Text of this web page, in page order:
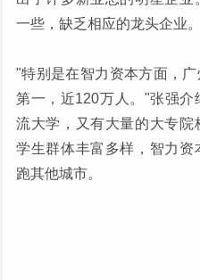
一些，缺乏相应的龙头企业。
"特别是在智力资本方面，
第一，近120万人。"张强
流大学，又有大量的大专
学生群体丰富多样，智力
跑其他城市。